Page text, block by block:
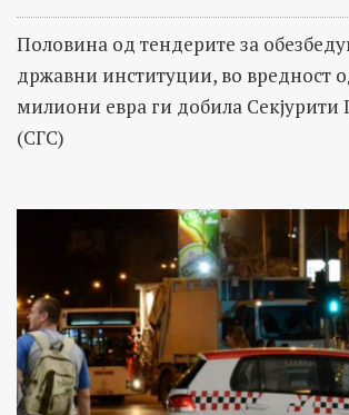
Половина од тендерите за
државни институции, во вредност
милиони евра ги добила Секјурити
(СГС)